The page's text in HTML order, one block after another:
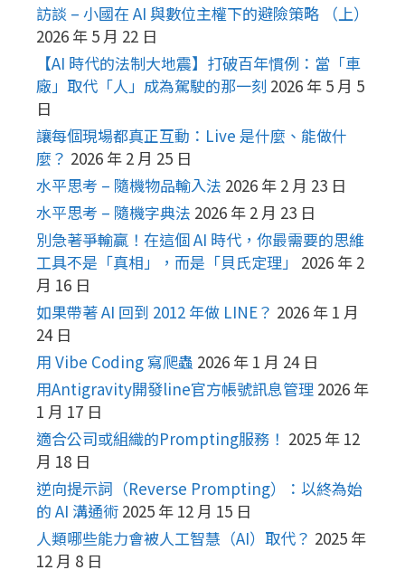
訪談 – 小國在 AI 與數位主權下的避險策略 （上）
2026 年 5 月 22 日
【AI 時代的法制大地震】打破百年慣例：當「車
廠」取代「人」成為駕駛的那一刻 2026 年 5 月 5
日
讓每個現場都真正互動：Live 是什麼、能做什
麼？ 2026 年 2 月 25 日
水平思考 – 隨機物品輸入法 2026 年 2 月 23 日
水平思考 – 隨機字典法 2026 年 2 月 23 日
別急著爭輸贏！在這個 AI 時代，你最需要的思維
工具不是「真相」，而是「貝氏定理」
2026 年 2
月 16 日
如果帶著 AI 回到 2012 年做 LINE？ 2026 年 1 月
24 日
用 Vibe Coding 寫爬蟲 2026 年 1 月 24 日
用Antigravity開發line官方帳號訊息管理 2026 年
1 月 17 日
適合公司或組織的Prompting服務！ 2025 年 12
月 18 日
逆向提示詞（Reverse Prompting）：以終為始
的 AI 溝通術 2025 年 12 月 15 日
人類哪些能力會被人工智慧（AI）取代？ 2025 年
12 月 8 日